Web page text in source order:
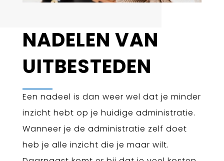
NADELEN VAN
UITBESTEDEN
Een nadeel is dan weer wel dat je minder
inzicht hebt op je huidige administratie.
Wanneer je de administratie zelf doet
heb je alle inzicht die je maar wilt.